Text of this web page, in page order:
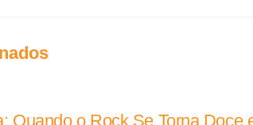
Quando o Rock Se Torna Doce